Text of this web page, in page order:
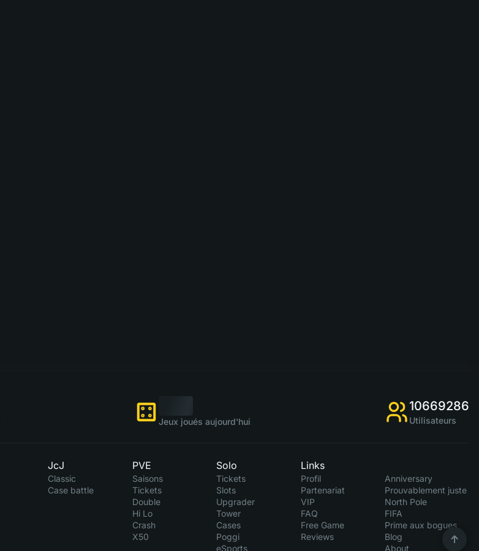
Jeux joués aujourd'hui
10669286
Utilisateurs
JcJ
Classic
Case battle
PVE
Saisons
Tickets
Double
Hi Lo
Crash
X50
Solo
Tickets
Slots
Upgrader
Tower
Cases
Poggi
eSports
Links
Profil
Partenariat
VIP
FAQ
Free Game
Reviews
Anniversary
Prouvablement juste
North Pole
FIFA
Prime aux bogues
Blog
About